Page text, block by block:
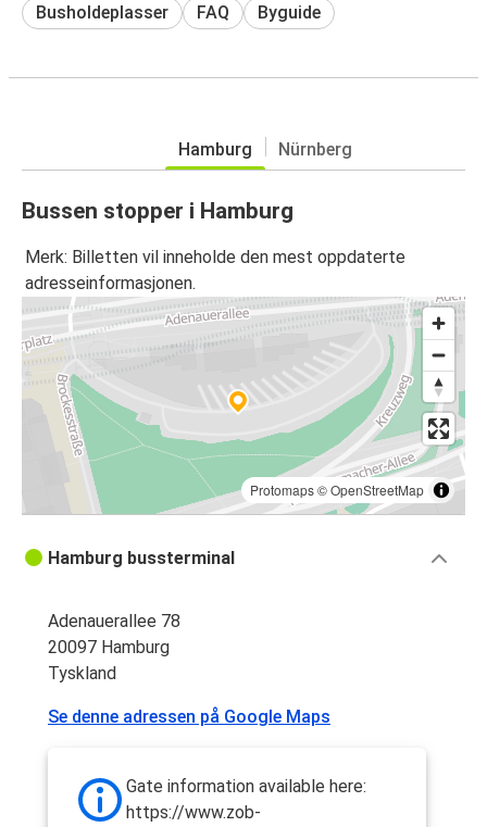
Busholdeplasser FAQ Byguide
Hamburg Nürnberg
Bussen stopper i Hamburg
Merk: Billetten vil inneholde den mest oppdaterte
adresseinformasjonen.
Protomaps©OpenStreetMap
Hamburg bussterminal
Adenauerallee 78
20097 Hamburg
Tyskland
Se denne adressen på Google Maps
Gate information available here:
https://www.zob-